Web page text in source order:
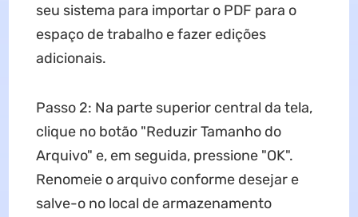
seu sistema para importar o PDF para o
espaço de trabalho e fazer edições
adicionais.
Passo 2: Na parte superior central da tela,
clique no botão "Reduzir Tamanho do
Arquivo" e, em seguida, pressione "OK".
Renomeie o arquivo conforme desejar e
salve-o no local de armazenamento